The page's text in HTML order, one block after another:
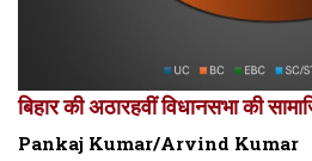
बिहार की अठारहवीं विधानसभा की
Pankaj Kumar/Arvind Kumar